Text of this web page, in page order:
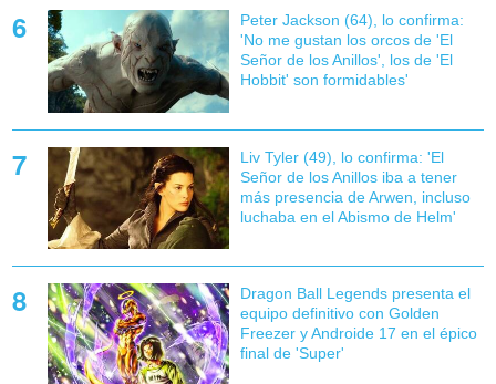
Peter Jackson (64), lo confirma:
'No me gustan los orcos de 'El
Señor de los Anillos', los de 'El
Hobbit' son formidables'
Liv Tyler (49), lo confirma: 'El
Señor de los Anillos iba a tener
más presencia de Arwen, incluso
luchaba en el Abismo de Helm'
Dragon Ball Legends presenta el
equipo definitivo con Golden
Freezer y Androide 17 en el épico
final de 'Super'